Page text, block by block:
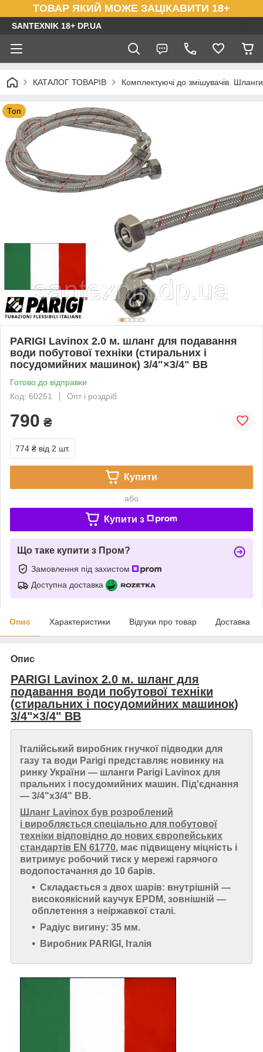
ТОВАР ЯКИЙ МОЖЕ ЗАЦІКАВИТИ 18+
SANTEXNIK 18+ DP.UA
КАТАЛОГ ТОВАРІВ Комплектуючі до змішувачів.
Топ
PARIGI Lavinox 2.0 м. шланг для подавання
води побутової техніки (стиральних і
посудомийних машинок) 3/4"×3/4" ВВ
Готово до відправки
Код: 60261
Опт і роздріб
790 ₴
774 ₴ від 2 шт.
Купити
або
Купити з
Що таке купити з Пром?
Замовлення під захистом
Доступна доставка
Опис Характеристики Відгуки про товар Доставка
Опис
PARIGI Lavinox 2.0 м. шланг для
подавання води побутової техніки
(стиральних і посудомийних машинок)
3/4"×3/4" ВВ
Італійський виробник гнучкої підводки для
газу та води Parigi представляє новинку на
ринку України — шланги Parigi Lavinox для
пральних і посудомийних машин. Під'єднання
— 3/4"x3/4" ВВ.
Шланг Lavinox був розроблений
і виробляється спеціально для побутової
техніки відповідно до нових європейських
стандартів EN 61770, має підвищену міцність і
витримує робочий тиск у мережі гарячого
водопостачання до 10 барів.
Складається з двох шарів: внутрішній —
високоякісний каучук EPDM, зовнішній —
обплетення з неіржавкої сталі.
Радіус вигину: 35 мм.
Виробник PARIGI, Італія